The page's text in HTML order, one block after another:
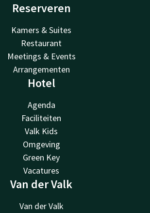
Reserveren
Kamers & Suites
Restaurant
Meetings & Events
Arrangementen
Hotel
Agenda
Faciliteiten
Valk Kids
Omgeving
Green Key
Vacatures
Van der Valk
Van der Valk